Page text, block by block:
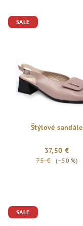
SALE
Štýlové sandále
37,50 €
75 €
(–50 %)
SALE